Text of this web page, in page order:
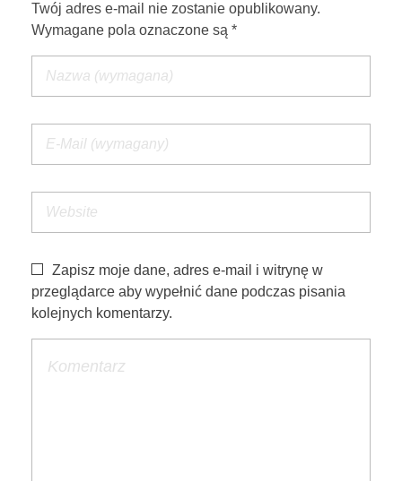
Twój adres e-mail nie zostanie opublikowany.
Wymagane pola oznaczone są *
Zapisz moje dane, adres e-mail i witrynę w
przeglądarce aby wypełnić dane podczas pisania
kolejnych komentarzy.